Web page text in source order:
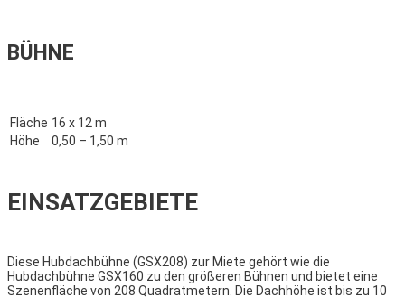
BÜHNE
Fläche 16 x 12 m
Höhe
0,50 – 1,50 m
EINSATZGEBIETE
Diese Hubdachbühne (GSX208) zur Miete gehört wie die
Hubdachbühne GSX160 zu den größeren Bühnen und bietet eine
Szenenfläche von 208 Quadratmetern. Die Dachhöhe ist bis zu 10